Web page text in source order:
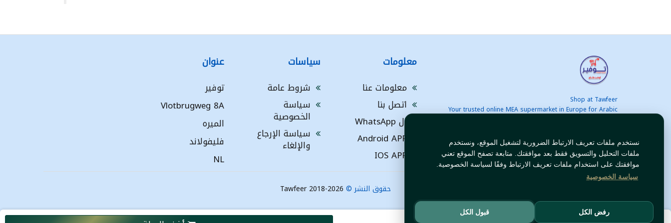
نستخدم ملفات تعريف الارتباط الضرورية لتشغيل الموقع، ونستخدم
ملفات التحليل والتسويق فقط بعد موافقتك. متابعة تصفح الموقع تعني
موافقتك على استخدام ملفات تعريف الارتباط وفقًا لسياسة الخصوصية.
سياسة الخصوصية
رفض الكل قبول الكل
Shop at Tawfeer
Your trusted online MEA supermarket in Europe for Arabic
معلومات
معلومات عنا
اتصل بنا
ال WhatsApp
Android APP
IOS APP
سياسات
شروط عامة
سياسة
الخصوصية
سياسة الإرجاع
والإلغاء
عنوان
توفير
Vlotbrugweg 8A
الميره
فليفولاند
NL
حقوق النشر © Tawfeer 2018-2026